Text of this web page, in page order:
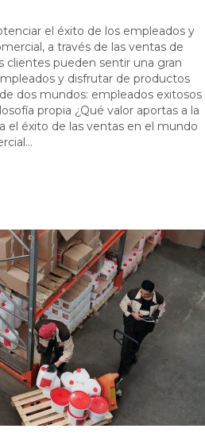
el éxito de los empleados y
a través de las ventas de
clientes pueden sentir una gran
y disfrutar de productos
dos mundos: empleados exitosos
propia ¿Qué valor aportas a la
el éxito de las ventas en el mundo